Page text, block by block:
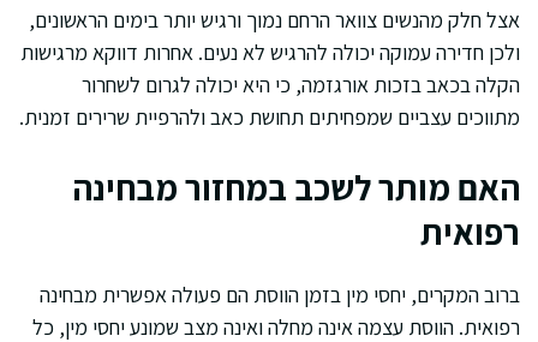
אצל חלק מהנשים צוואר הרחם נמוך ורגיש יותר בימים הראשונים,
ולכן חדירה עמוקה יכולה להרגיש לא נעים. אחרות דווקא מרגישות
הקלה בכאב בזכות אורגזמה, כי היא יכולה לגרום לשחרור
מתווכים עצביים שמפחיתים תחושת כאב ולהרפיית שרירים זמנית.
האם מותר לשכב במחזור מבחינה
רפואית
ברוב המקרים, יחסי מין בזמן הווסת הם פעולה אפשרית מבחינה
רפואית. הווסת עצמה אינה מחלה ואינה מצב שמונע יחסי מין, כל